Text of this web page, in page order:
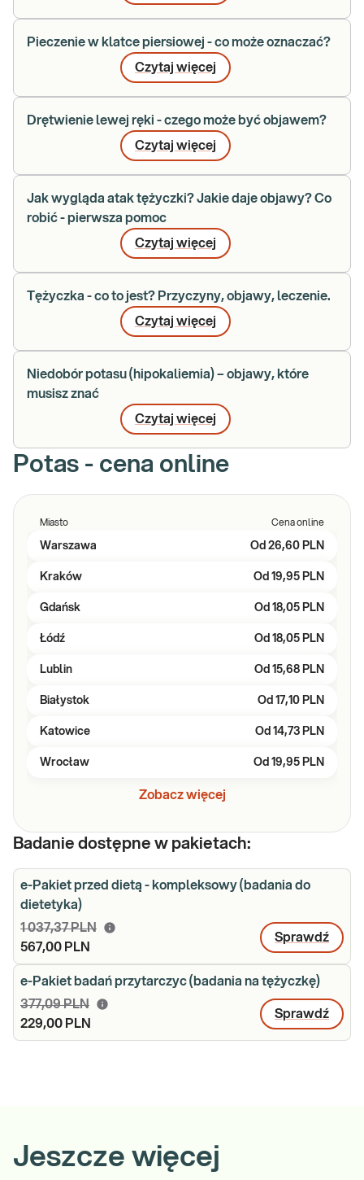
Pieczenie w klatce piersiowej - co może oznaczać?
Czytaj więcej
Drętwienie lewej ręki - czego może być objawem?
Czytaj więcej
Jak wygląda atak tężyczki? Jakie daje objawy? Co
robić - pierwsza pomoc
Czytaj więcej
Tężyczka - co to jest? Przyczyny, objawy, leczenie.
Czytaj więcej
Niedobór potasu (hipokaliemia) – objawy, które
musisz znać
Czytaj więcej
Potas - cena online
Miasto Cena online
Warszawa Od 26,60 PLN
Kraków Od 19,95 PLN
Gdańsk Od 18,05 PLN
Łódź Od 18,05 PLN
Lublin Od 15,68 PLN
Białystok Od 17,10 PLN
Katowice Od 14,73 PLN
Wrocław Od 19,95 PLN
Zobacz więcej
Badanie dostępne w pakietach:
e-Pakiet przed dietą - kompleksowy (badania do
dietetyka)
1 037,37 PLN
567,00 PLN
Sprawdź
e-Pakiet badań przytarczyc (badania na tężyczkę)
377,09 PLN
229,00 PLN
Sprawdź
Jeszcze więcej